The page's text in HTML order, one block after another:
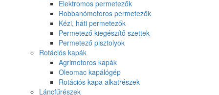
Elektromos permetezők
Robbanómotoros permetezők
Kézi, háti permetezők
Permetező kiegészítő szettek
Permetező pisztolyok
Rotációs kapák
Agrimotoros kapák
Oleomac kapálógép
Rotációs kapa alkatrészek
Láncfűrészek